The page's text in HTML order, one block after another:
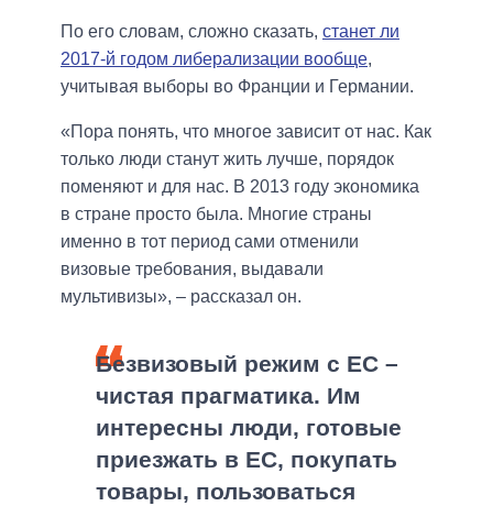
По его словам, сложно сказать, станет ли
2017-й годом либерализации вообще,
учитывая выборы во Франции и Германии.
«Пора понять, что многое зависит от нас. Как
только люди станут жить лучше, порядок
поменяют и для нас. В 2013 году экономика
в стране просто была. Многие страны
именно в тот период сами отменили
визовые требования, выдавали
мультивизы», – рассказал он.
Безвизовый режим с ЕС –
чистая прагматика. Им
интересны люди, готовые
приезжать в ЕС, покупать
товары, пользоваться